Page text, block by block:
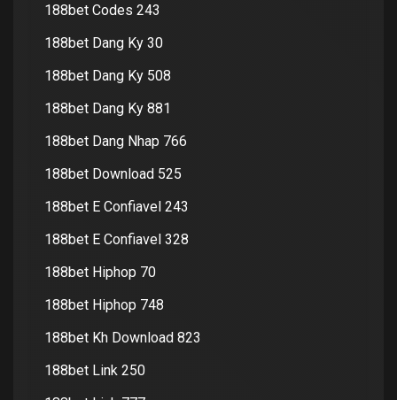
188bet Codes 243
188bet Dang Ky 30
188bet Dang Ky 508
188bet Dang Ky 881
188bet Dang Nhap 766
188bet Download 525
188bet E Confiavel 243
188bet E Confiavel 328
188bet Hiphop 70
188bet Hiphop 748
188bet Kh Download 823
188bet Link 250